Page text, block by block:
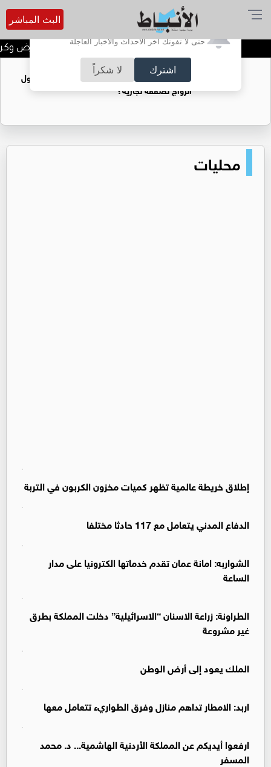
أترغب في تفعيل الإشعارات؟
حتى لا تفوتك آخر الأحداث والأخبار العاجلة
اشترك لا شكراً
البث المباشر
إربد تستعد لانطلاق معرض وكرنفال
فتيات يستغللنه لتحقيق مكاسب مادية.. هل تحول
الزواج لصفقة تجارية؟
محليات
إطلاق خريطة عالمية تظهر كميات مخزون الكربون في التربة
الدفاع المدني يتعامل مع 117 حادثا مختلفا
الشواربه: امانة عمان تقدم خدماتها الكترونيا على مدار
الساعة
الطراونة: زراعة الاسنان “الاسرائيلية” دخلت المملكة بطرق
غير مشروعة
الملك يعود إلى أرض الوطن
اربد: الامطار تداهم منازل وفرق الطواريء تتعامل معها
ارفعوا أيديكم عن المملكة الأردنية الهاشمية... د. محمد
المسفر